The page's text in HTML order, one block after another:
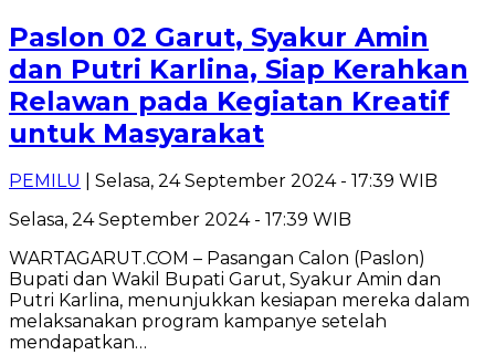
Paslon 02 Garut, Syakur Amin
dan Putri Karlina, Siap Kerahkan
Relawan pada Kegiatan Kreatif
untuk Masyarakat
PEMILU
| Selasa, 24 September 2024 - 17:39 WIB
Selasa, 24 September 2024 - 17:39 WIB
WARTAGARUT.COM – Pasangan Calon (Paslon)
Bupati dan Wakil Bupati Garut, Syakur Amin dan
Putri Karlina, menunjukkan kesiapan mereka dalam
melaksanakan program kampanye setelah
mendapatkan…